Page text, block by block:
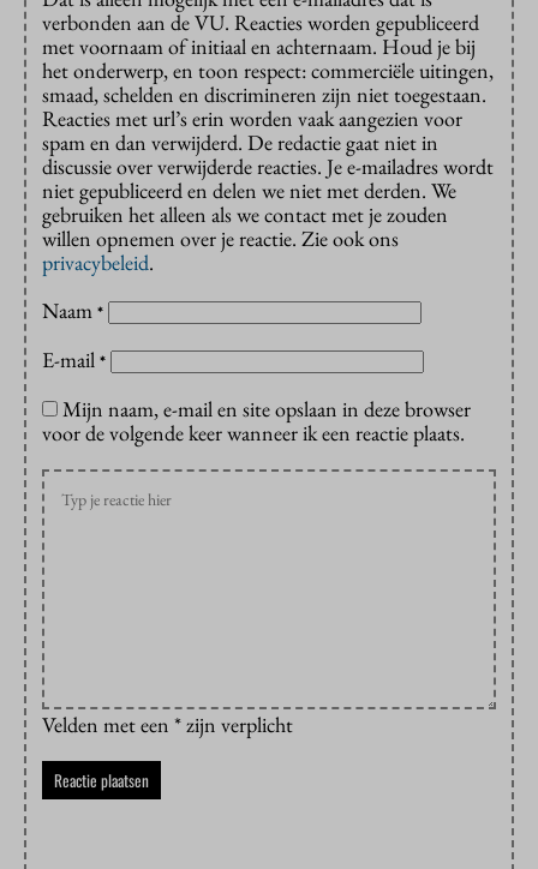
verbonden aan de VU. Reacties worden gepubliceerd
met voornaam of initiaal en achternaam. Houd je bij
het onderwerp, en toon respect: commerciële uitingen,
smaad, schelden en discrimineren zijn niet toegestaan.
Reacties met url’s erin worden vaak aangezien voor
spam en dan verwijderd. De redactie gaat niet in
discussie over verwijderde reacties. Je e-mailadres wordt
niet gepubliceerd en delen we niet met derden. We
gebruiken het alleen als we contact met je zouden
willen opnemen over je reactie. Zie ook ons
privacybeleid.
Naam *
E-mail *
Mijn naam, e-mail en site opslaan in deze browser
voor de volgende keer wanneer ik een reactie plaats.
Velden met een * zijn verplicht